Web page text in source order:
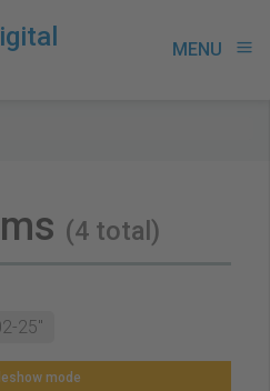
MENU menu
(4 total)
25"
mode